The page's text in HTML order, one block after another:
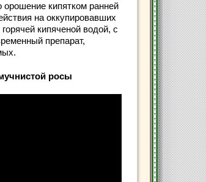
орошение кипятком ранней
на оккупировавших
кипяченой водой, с
препарат,
росы